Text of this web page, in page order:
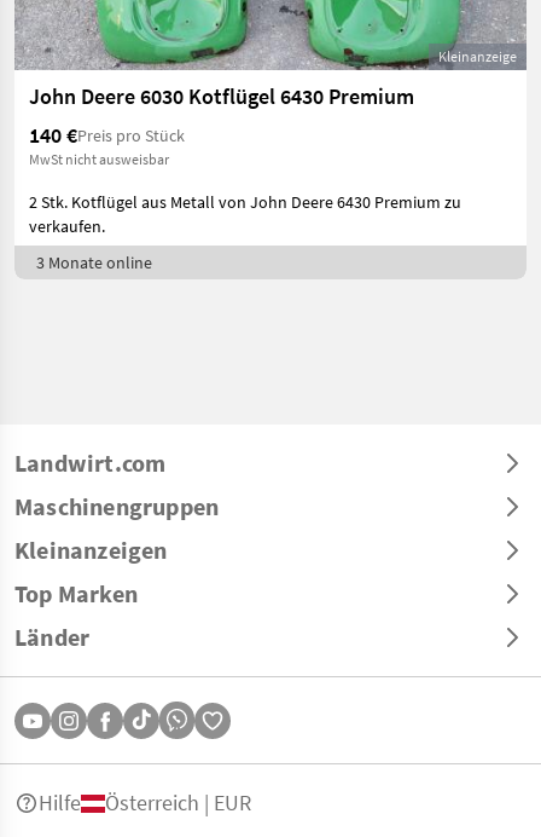
Kleinanzeige
John Deere 6030 Kotflügel 6430 Premium
140 €Preis pro Stück
MwSt nicht ausweisbar
2 Stk. Kotflügel aus Metall von John Deere 6430 Premium zu
verkaufen.
3 Monate online
Landwirt.com
Maschinengruppen
Kleinanzeigen
Top Marken
Länder
Hilfe Österreich | EUR